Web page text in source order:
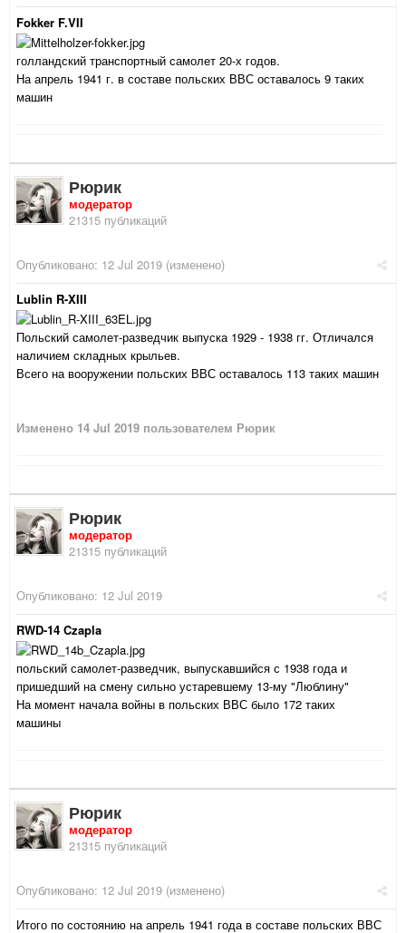
Fokker F.VII
голландский транспортный самолет 20-х годов.
На апрель 1941 г. в составе польских ВВС оставалось 9 таких
машин
Рюрик
модератор
21315 публикаций
Опубликовано: 12 Jul 2019 (изменено)
Lublin R-XIII
Польский самолет-разведчик выпуска 1929 - 1938 гг. Отличался
наличием складных крыльев.
Всего на вооружении польских ВВС оставалось 113 таких машин
Изменено 14 Jul 2019 пользователем Рюрик
Рюрик
модератор
21315 публикаций
Опубликовано: 12 Jul 2019
RWD-14 Czapla
польский самолет-разведчик, выпускавшийся с 1938 года и
пришедший на смену сильно устаревшему 13-му "Люблину"
На момент начала войны в польских ВВС было 172 таких
машины
Рюрик
модератор
21315 публикаций
Опубликовано: 12 Jul 2019 (изменено)
Итого по состоянию на апрель 1941 года в составе польских ВВС